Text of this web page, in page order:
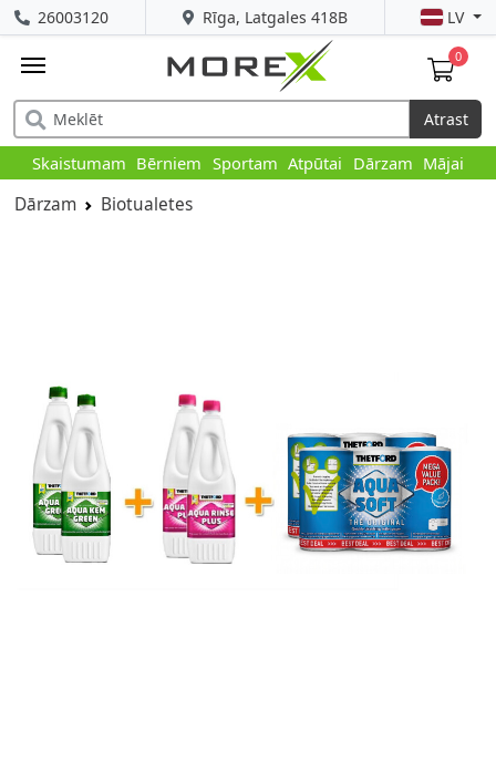
Rīga, Latgales 418B
26003120 LV
0
Atrast
Skaistumam Bērniem Sportam Atpūtai Dārzam Mājai
Dārzam Biotualetes